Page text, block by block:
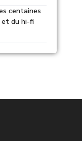
centaines
et du hi-fi